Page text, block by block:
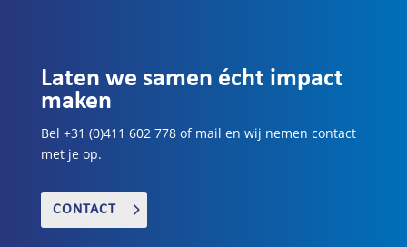
Laten we samen écht impact
maken
Bel +31 (0)411 602 778 of mail en wij nemen contact
met je op.
CONTACT